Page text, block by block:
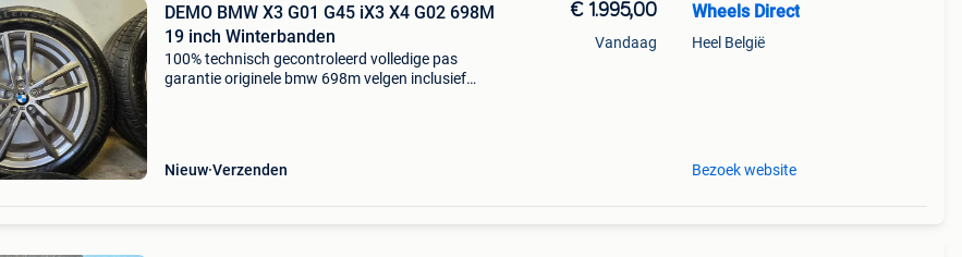
DEMO BMW X3 G01 G45 iX3 X4 G02 698M
19 inch Winterbanden
100% technisch gecontroleerd volledige pas
garantie originele bmw 698m velgen inclusief
Nieuw Verzenden
€ 1.995,00
Vandaag
Wheels Direct
Heel België
Bezoek website